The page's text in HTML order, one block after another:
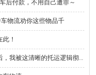
后付款，不用自己遭罪～
物流劝你这些物品千
！